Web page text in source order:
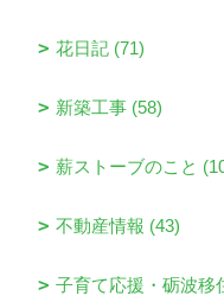
花日記 (71)
新築工事 (58)
薪ストーブのこと
不動産情報 (43)
子育て応援・砺波移